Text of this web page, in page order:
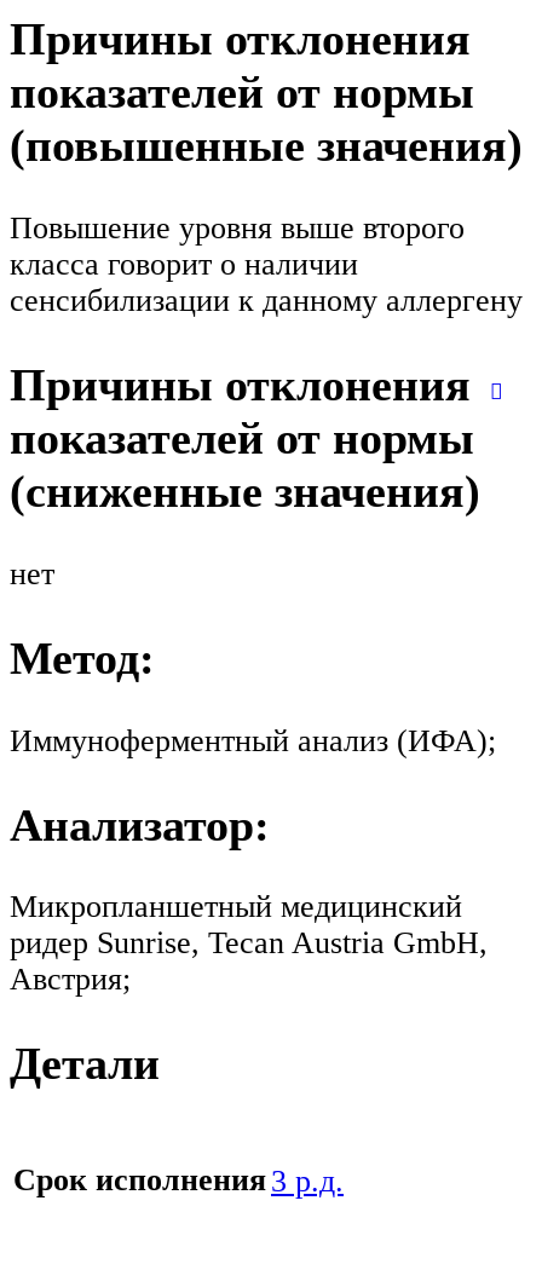
Причины отклонения
показателей от нормы
(повышенные значения)
Повышение уровня выше второго
класса говорит о наличии
сенсибилизации к данному аллергену
Причины отклонения
показателей от нормы
(сниженные значения)
нет
Метод:
Иммуноферментный анализ (ИФА);
Анализатор:
Микропланшетный медицинский
ридер Sunrise, Tecan Austria GmbH,
Австрия;
Детали
Срок исполнения3 р.д.